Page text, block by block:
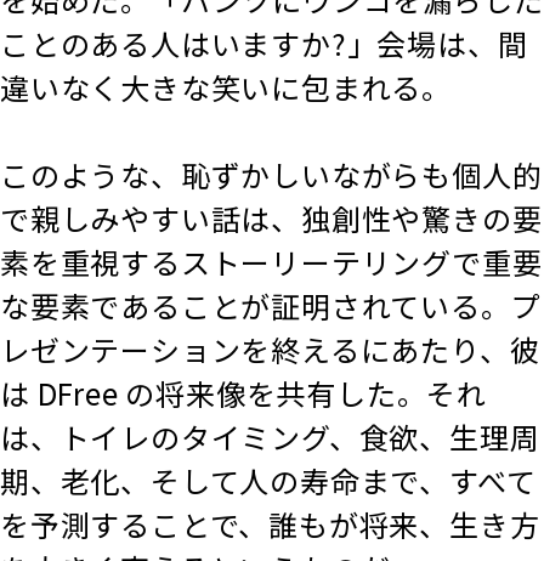
ことのある人はいますか?」会場は、間
違いなく大きな笑いに包まれる。
このような、恥ずかしいながらも個人的
で親しみやすい話は、独創性や驚きの要
素を重視するストーリーテリングで重要
な要素であることが証明されている。プ
レゼンテーションを終えるにあたり、彼
は DFree の将来像を共有した。それ
は、トイレのタイミング、食欲、生理周
期、老化、そして人の寿命まで、すべて
を予測することで、誰もが将来、生き方